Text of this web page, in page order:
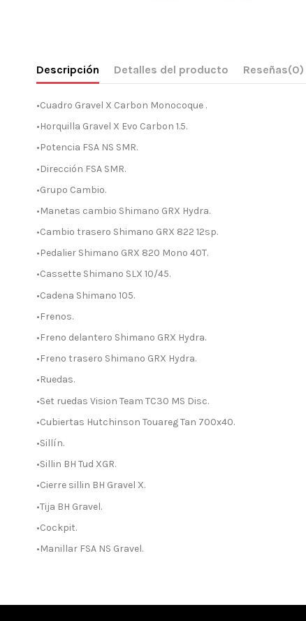
Descripción Detalles del producto Reseñas(0)
•Cuadro Gravel X Carbon Monocoque .
•Horquilla Gravel X Evo Carbon 1.5.
•Potencia FSA NS SMR.
•Dirección FSA SMR.
•Grupo Cambio.
•Manetas cambio Shimano GRX Hydra.
•Cambio trasero Shimano GRX 822 12sp.
•Pedalier Shimano GRX 820 Mono 40T.
•Cassette Shimano SLX 10/45.
•Cadena Shimano 105.
•Frenos.
•Freno delantero Shimano GRX Hydra.
•Freno trasero Shimano GRX Hydra.
•Ruedas.
•Set ruedas Vision Team TC30 MS Disc.
•Cubiertas Hutchinson Touareg Tan 700x40.
•Sillín.
•Sillin BH Tud XGR.
•Cierre sillin BH Gravel X.
•Tija BH Gravel.
•Cockpit.
•Manillar FSA NS Gravel.